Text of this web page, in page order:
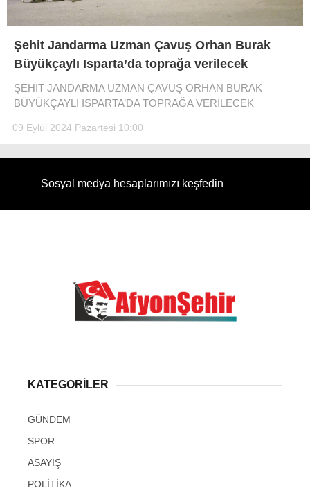
Şehit Jandarma Uzman Çavuş Orhan Burak
Büyükçaylı Isparta’da toprağa verilecek
ŞEHİT JANDARMA UZMAN ÇAVUŞ ORHAN BURAK
BÜYÜKÇAYLI ISPARTA’DA TOPRAĞA VERİLECEK
09 Eylül 2024 Pazartesi 10:00
Sosyal medya hesaplarımızı keşfedin
KATEGORİLER
GÜNDEM
SPOR
ASAYİŞ
POLİTİKA